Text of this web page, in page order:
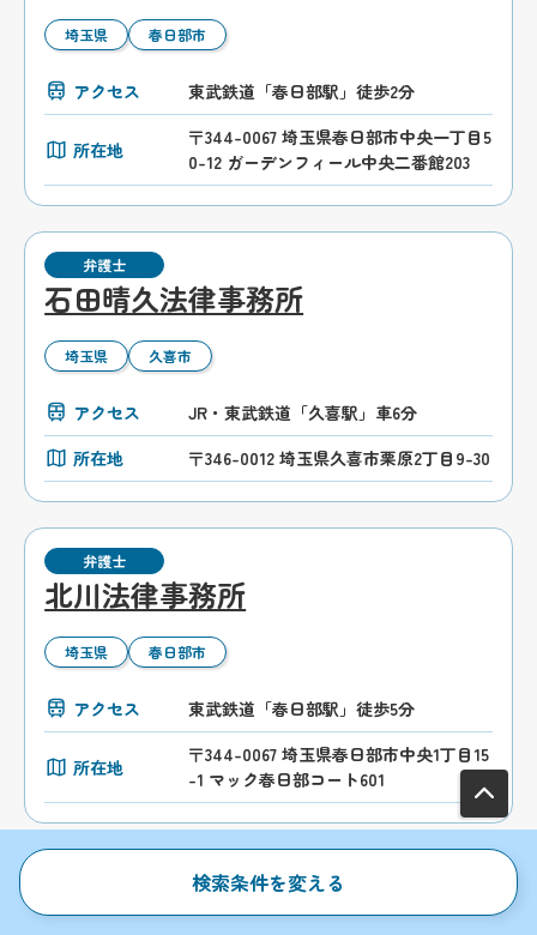
埼玉県 春日部市
アクセス 東武鉄道「春日部駅」徒歩2分
所在地
〒344-0067 埼玉県春日部市中央一丁目5
0-12 ガーデンフィール中央二番館203
弁護士
石田晴久法律事務所
埼玉県 久喜市
アクセス
JR・東武鉄道「久喜駅」車6分
所在地
〒346-0012 埼玉県久喜市栗原2丁目9-30
弁護士
北川法律事務所
埼玉県 春日部市
アクセス 東武鉄道「春日部駅」徒歩5分
所在地
〒344-0067 埼玉県春日部市中央1丁目15
-1 マック春日部コート601
春日部法律事務所
検索条件を変える